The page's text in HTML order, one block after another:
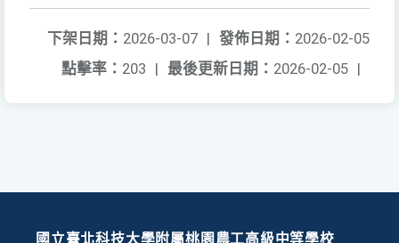
發佈日期： 2026-02-05
下架日期： 2026-03-07 |
最後更新日期： 2026-02-05 |
點擊率： 203 |
國立臺北科技大學附屬桃園農工高級中等學校